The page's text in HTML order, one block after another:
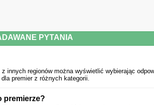
PYTANIA
z innych regionów można wyświetlić wybierając
premier z różnych kategorii.
premierze?